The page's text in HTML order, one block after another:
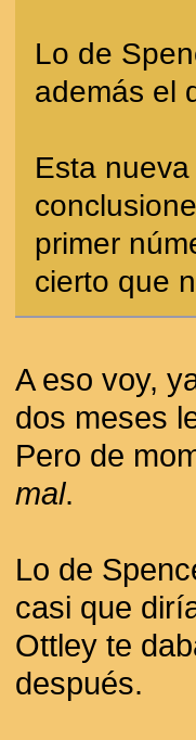
Lo de
además el
Esta
primer
cierto que
A eso voy,
dos meses
Pero de
mal.
Lo de
casi que
Ottley te
después.